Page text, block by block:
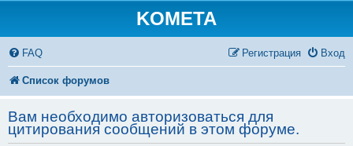
KOMETA
FAQ Вход
Регистрация
Список форумов
Вам необходимо авторизоваться для
цитирования сообщений в этом форуме.